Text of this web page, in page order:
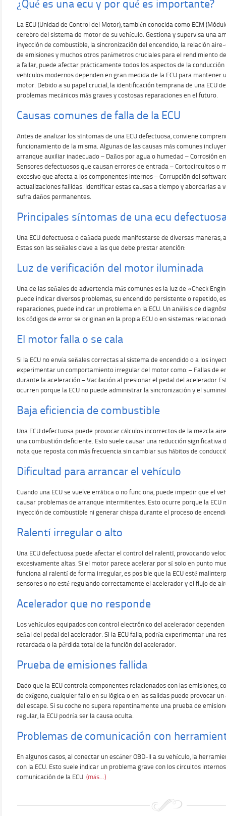
¿Qué es una ecu y por qué es importante?
La ECU (Unidad de Control del Motor), también conocida como ECM
cerebro del sistema de motor de su vehículo. Gestiona y supervisa una
inyección de combustible, la sincronización del encendido, la relación
de emisiones y muchos otros parámetros cruciales para el rendimiento
a fallar, puede afectar prácticamente todos los aspectos de la
vehículos modernos dependen en gran medida de la ECU para
motor. Debido a su papel crucial, la identificación temprana de una ECU
problemas mecánicos más graves y costosas reparaciones en el futuro.
Causas comunes de falla de la ECU
Antes de analizar los síntomas de una ECU defectuosa, conviene
funcionamiento de la misma. Algunas de las causas más comunes
arranque auxiliar inadecuado – Daños por agua o humedad – Corrosión
Sensores defectuosos que causan errores de entrada – Cortocircuitos o
excesivo que afecta a los componentes internos – Corrupción del
actualizaciones fallidas. Identificar estas causas a tiempo y abordarlas a
sufra daños permanentes.
Principales síntomas de una ecu
Una ECU defectuosa o dañada puede manifestarse de diversas maneras,
Estas son las señales clave a las que debe prestar atención:
Luz de verificación del motor iluminada
Una de las señales de advertencia más comunes es la luz de «Check
puede indicar diversos problemas, su encendido persistente o repetido,
reparaciones, puede indicar un problema en la ECU. Un análisis de
los códigos de error se originan en la propia ECU o en sistemas
El motor falla o se cala
Si la ECU no envía señales correctas al sistema de encendido o a los
experimentar un comportamiento irregular del motor como: – Fallas de
durante la aceleración – Vacilación al presionar el pedal del acelerador
ocurren porque la ECU no puede administrar la sincronización y el
Baja eficiencia de combustible
Una ECU defectuosa puede provocar cálculos incorrectos de la mezcla
una combustión deficiente. Esto suele causar una reducción significativa
nota que reposta con más frecuencia sin cambiar sus hábitos de
Dificultad para arrancar el vehículo
Cuando una ECU se vuelve errática o no funciona, puede impedir que el
causar problemas de arranque intermitentes. Esto ocurre porque la ECU
inyección de combustible ni generar chispa durante el proceso de
Ralentí irregular o alto
Una ECU defectuosa puede afectar el control del ralentí, provocando
excesivamente altas. Si el motor parece acelerar por sí solo en punto
funciona al ralentí de forma irregular, es posible que la ECU esté
sensores o no esté regulando correctamente el acelerador y el flujo de
Acelerador que no responde
Los vehículos equipados con control electrónico del acelerador
señal del pedal del acelerador. Si la ECU falla, podría experimentar una
retardada o la pérdida total de la función del acelerador.
Prueba de emisiones fallida
Dado que la ECU controla componentes relacionados con las emisiones,
de oxígeno, cualquier fallo en su lógica o en las salidas puede provocar
del escape. Si su coche no supera repentinamente una prueba de
regular, la ECU podría ser la causa oculta.
Problemas de comunicación con
En algunos casos, al conectar un escáner OBD-II a su vehículo, la
con la ECU. Esto suele indicar un problema grave con los circuitos
comunicación de la ECU. (más…)